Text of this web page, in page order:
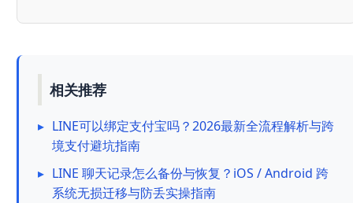
相关推荐
▸ LINE可以绑定支付宝吗？2026最新全流程解析与跨
境支付避坑指南
▸ LINE 聊天记录怎么备份与恢复？iOS / Android 跨
系统无损迁移与防丢实操指南